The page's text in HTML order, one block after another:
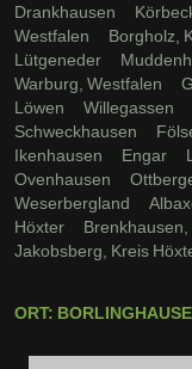
Drankhausen
Westfalen
Borgholz,
Lütgeneder
Warburg, Westfalen
Löwen
Willegassen
Schweckhausen
Ikenhausen
Engar
Ovenhausen
Weserbergland
Höxter
Jakobsberg, Kreis
ORT: